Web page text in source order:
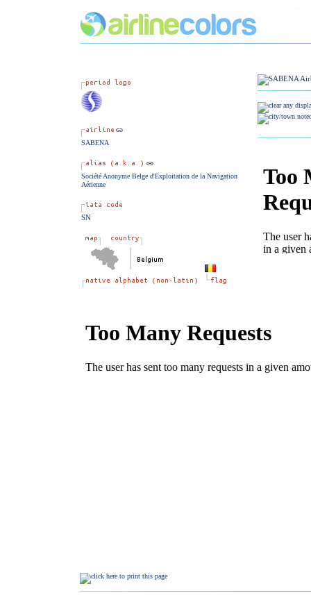
SABENA
Société Anonyme Belge d'Exploitation de la Navigation
Aérienne
SN